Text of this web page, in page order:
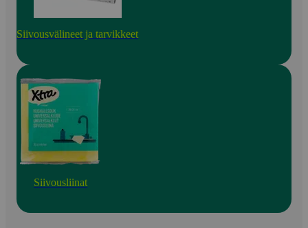
Siivousvälineet ja tarvikkeet
Siivousliinat